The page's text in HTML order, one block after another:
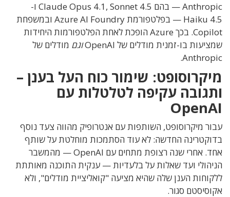
Anthropic — בהם Claude Opus 4.1, Sonnet 4.5 ו-
Haiku 4.5 — בפלטפורמת Azure AI Foundry ובמשפחת
Copilot. בכך Azure הופכת לאחת הפלטפורמות היחידות
שמציעות בו-זמנית מודלים של OpenAI
וגם מודלים של
Anthropic.
מיקרוסופט: שימור כוח העל בענן –
ותגובה עקיפה לטלטלות עם
OpenAI
עבור מיקרוסופט, השותפות עם אנטרופיק מהווה צעד נוסף
בדוקטרינה החדשה: לא עוד הסתמכות מוחלטת על שותף
אחד. אחרי שנה רצופת מתחים עם OpenAI — מהמשבר
הניהולי ועד שאלות על בלעדיות — ענקית התוכנה מאותתת
ללקוחות הענן שלה שהיא מציעה "קואליציית מודלים", ולא
אקוסיסטם סגור.